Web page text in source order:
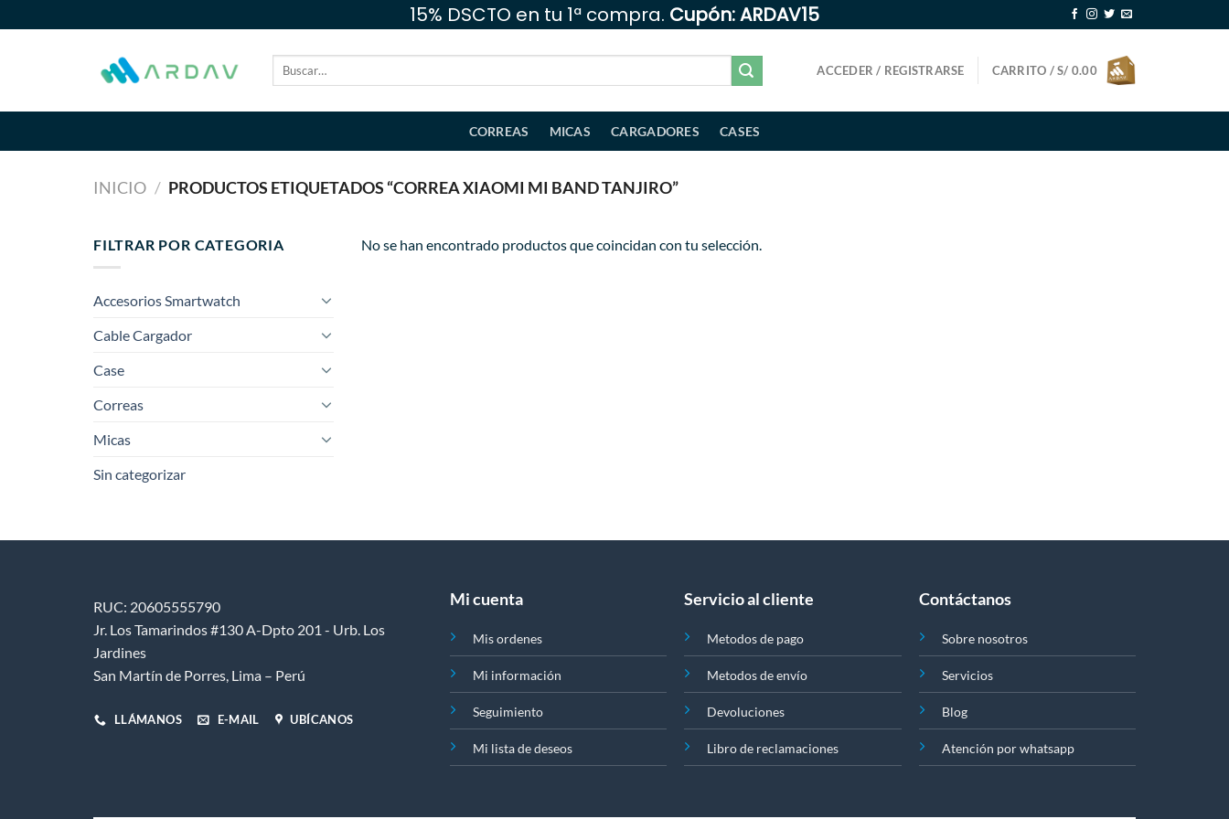
al
15% DSCTO en tu 1ª compra. Cupón: ARDAV15
Buscar
ACCEDER / REGISTRARSE CARRITO /S/ 0.00
CORREAS MICAS CARGADORES CASES
INICIO / PRODUCTOS ETIQUETADOS “CORREA XIAOMI MI BAND TANJIRO”
FILTRAR POR CATEGORIA
Accesorios Smartwatch
Cable Cargador
Case
Correas
Micas
Sin categorizar
No se han encontrado productos que coincidan con tu selección.
RUC: 20605555790
Jr. Los Tamarindos #130 A-Dpto 201 - Urb. Los
Jardines
San Martín de Porres, Lima – Perú
LLÁMANOS E-MAIL UBÍCANOS
Mi cuenta
Mis ordenes
Mi información
Seguimiento
Mi lista de deseos
Servicio al cliente
Metodos de pago
Metodos de envío
Devoluciones
Libro de reclamaciones
Contáctanos
Sobre nosotros
Servicios
Blog
Atención por whatsapp